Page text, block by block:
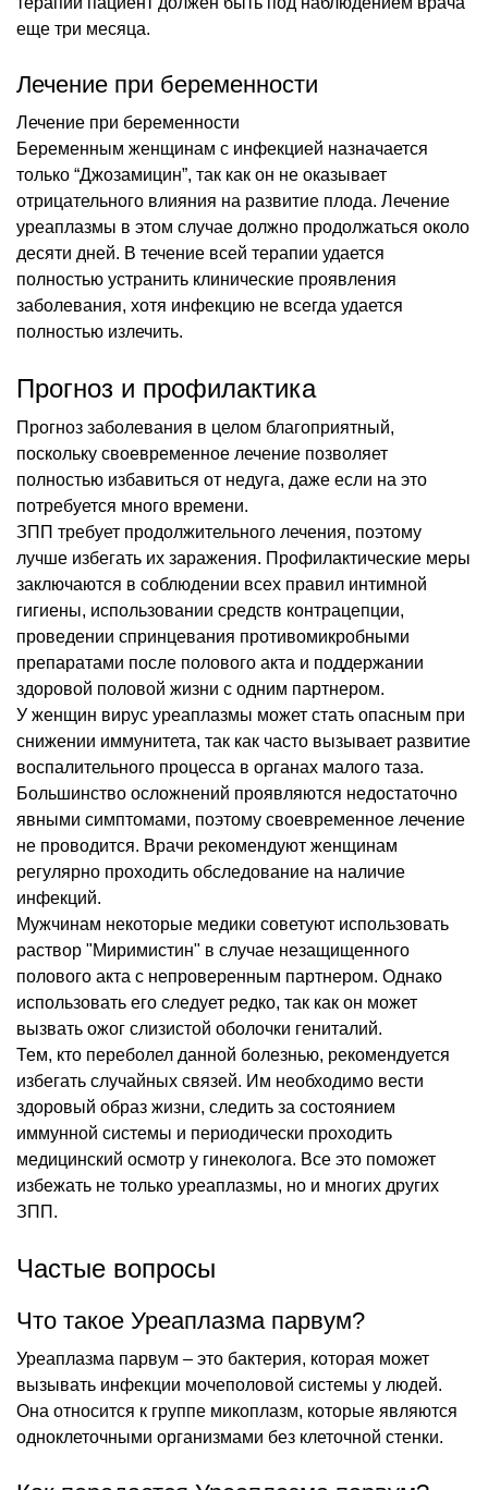
еще три месяца.
Лечение при беременности
Лечение при беременности
Беременным женщинам с инфекцией назначается
только “Джозамицин”, так как он не оказывает
отрицательного влияния на развитие плода. Лечение
уреаплазмы в этом случае должно продолжаться около
десяти дней. В течение всей терапии удается
полностью устранить клинические проявления
заболевания, хотя инфекцию не всегда удается
полностью излечить.
Прогноз и профилактика
Прогноз заболевания в целом благоприятный,
поскольку своевременное лечение позволяет
полностью избавиться от недуга, даже если на это
потребуется много времени.
ЗПП требует продолжительного лечения, поэтому
лучше избегать их заражения. Профилактические меры
заключаются в соблюдении всех правил интимной
гигиены, использовании средств контрацепции,
проведении спринцевания противомикробными
препаратами после полового акта и поддержании
здоровой половой жизни с одним партнером.
У женщин вирус уреаплазмы может стать опасным при
снижении иммунитета, так как часто вызывает развитие
воспалительного процесса в органах малого таза.
Большинство осложнений проявляются недостаточно
явными симптомами, поэтому своевременное лечение
не проводится. Врачи рекомендуют женщинам
регулярно проходить обследование на наличие
инфекций.
Мужчинам некоторые медики советуют использовать
раствор "Миримистин" в случае незащищенного
полового акта с непроверенным партнером. Однако
использовать его следует редко, так как он может
вызвать ожог слизистой оболочки гениталий.
Тем, кто переболел данной болезнью, рекомендуется
избегать случайных связей. Им необходимо вести
здоровый образ жизни, следить за состоянием
иммунной системы и периодически проходить
медицинский осмотр у гинеколога. Все это поможет
избежать не только уреаплазмы, но и многих других
ЗПП.
Частые вопросы
Что такое Уреаплазма парвум?
Уреаплазма парвум – это бактерия, которая может
вызывать инфекции мочеполовой системы у людей.
Она относится к группе микоплазм, которые являются
одноклеточными организмами без клеточной стенки.